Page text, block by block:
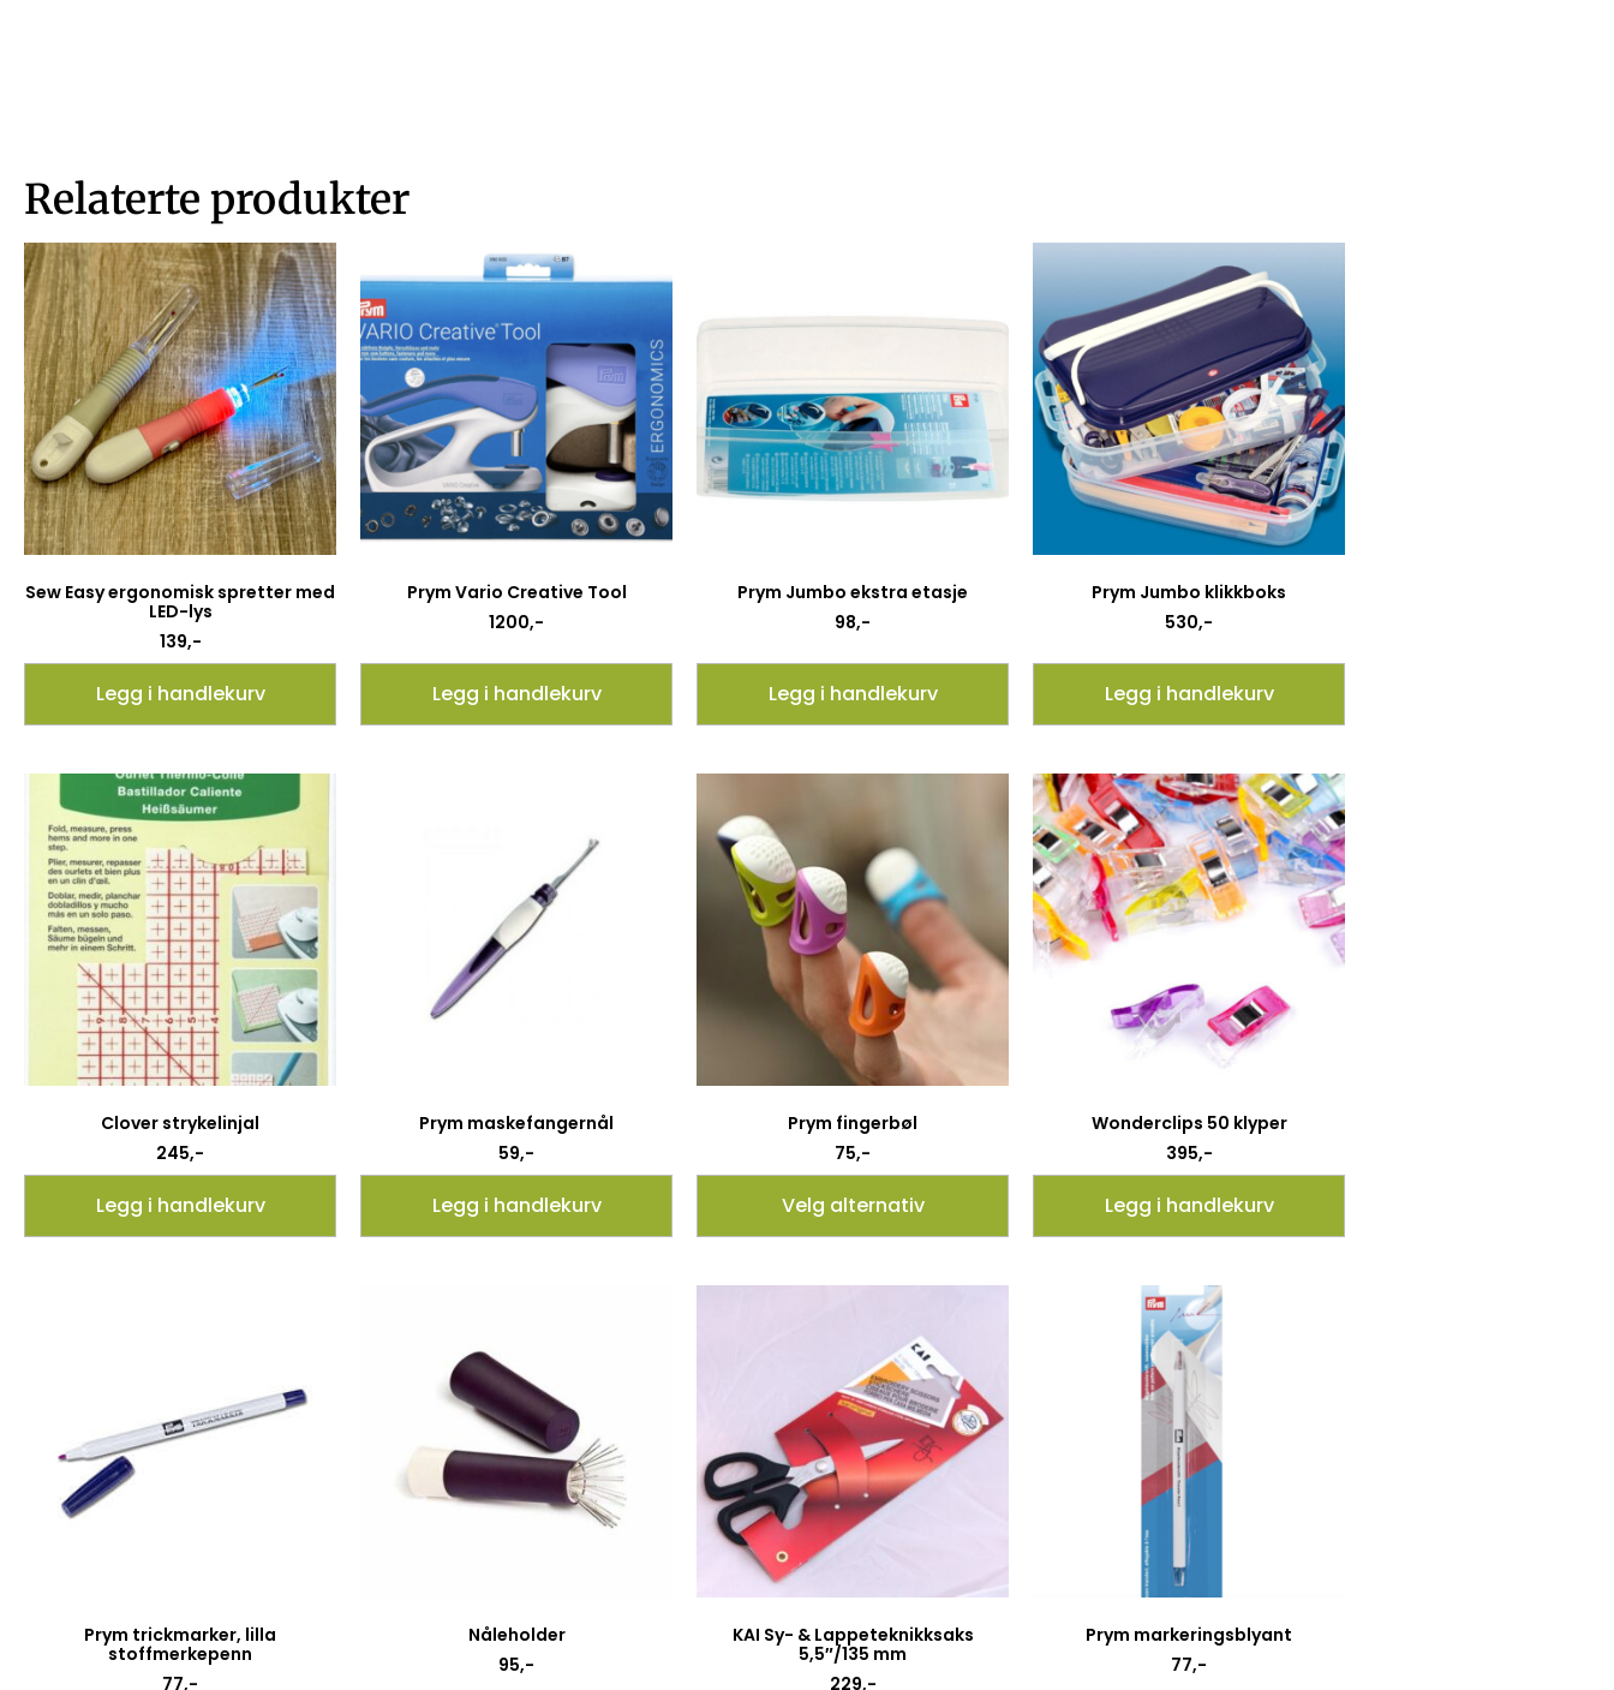
Relaterte produkter
Sew Easy ergonomisk spretter med
LED-lys
139,-
Legg i handlekurv
Prym Vario Creative Tool
1200,-
Legg i handlekurv
Prym Jumbo ekstra etasje
98,-
Legg i handlekurv
Prym Jumbo klikkboks
530,-
Legg i handlekurv
Clover strykelinjal
245,-
Legg i handlekurv
Prym maskefangernål
59,-
Legg i handlekurv
Prym fingerbøl
75,-
Velg alternativ
Wonderclips 50 klyper
395,-
Legg i handlekurv
Prym trickmarker, lilla
stoffmerkepenn
77,-
Nåleholder
95,-
KAI Sy- & Lappeteknikksaks
5,5″/135 mm
229,-
Prym markeringsblyant
77,-